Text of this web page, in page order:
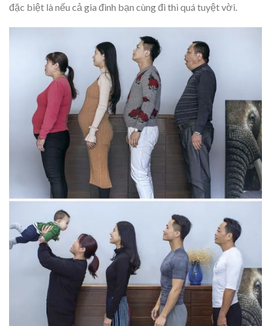
đặc biệt là nếu cả gia đình bạn cùng đi thì quá tuyệt vời.